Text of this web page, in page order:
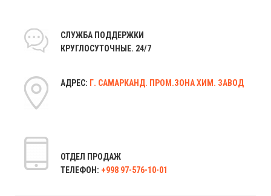
СЛУЖБА ПОДДЕРЖКИ
КРУГЛОСУТОЧНЫЕ. 24/7
АДРЕС: Г. САМАРКАНД. ПРОМ.ЗОНА ХИМ. ЗАВОД
ОТДЕЛ ПРОДАЖ
ТЕЛЕФОН: +998 97-576-10-01